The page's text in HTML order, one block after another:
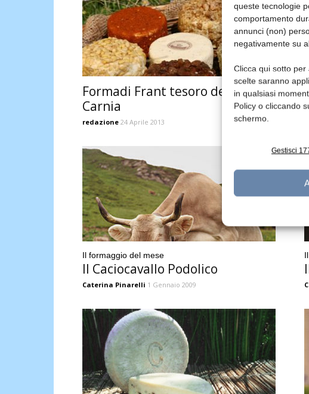
queste tecnologie
comportamento
annunci (non)
negativamente su
Clicca qui sotto
scelte saranno
in qualsiasi
Policy o cliccando
schermo.
Gestisci
Formadi Frant tesoro della
Carnia
redazione 24 Aprile 2013
Il formaggio del mese
Il Caciocavallo Podolico
Caterina Pinarelli 1 Gennaio 2009